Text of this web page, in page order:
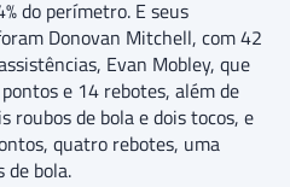
do perímetro. E seus
Donovan Mitchell, com 42
Evan Mobley, que
e 14 rebotes, além de
roubos de bola e dois tocos, e
quatro rebotes, uma
de bola.